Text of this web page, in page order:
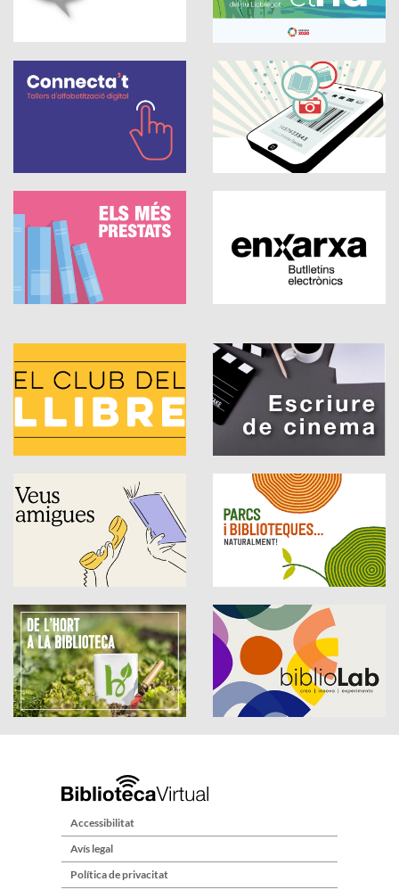
Accessibilitat
Avís legal
Política de privacitat